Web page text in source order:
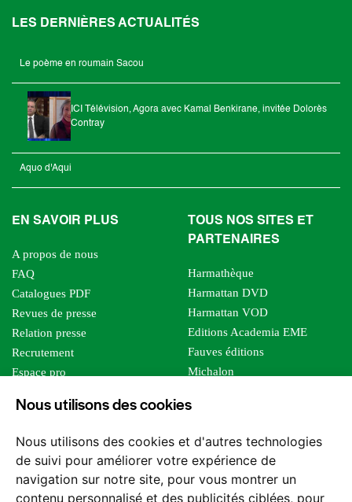
Nous utilisons des cookies
Nous utilisons des cookies et d'autres technologies
de suivi pour améliorer votre expérience de
navigation sur notre site, pour vous montrer un
contenu personnalisé et des publicités ciblées, pour
LES DERNIÈRES ACTUALITÉS
Le poème en roumain Sacou
ICI Télévision, Agora avec Kamal Benkirane, invitée Dolorès
Contray
Aquo d'Aqui
EN SAVOIR PLUS
A propos de nous
FAQ
Catalogues PDF
Revues de presse
Relation presse
Recrutement
Espace pro
Foreign rights
TOUS NOS SITES ET
PARTENAIRES
Harmathèque
Harmattan DVD
Harmattan VOD
Editions Academia EME
Fauves éditions
Michalon
Editions Sutton
Les impliqués
Tous les éditeurs